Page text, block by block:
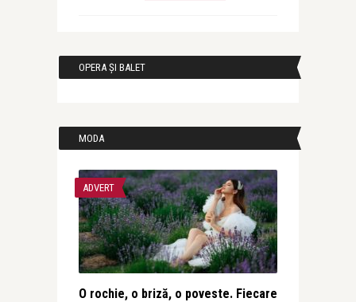
OPERA ȘI BALET
MODA
ADVERT
O rochie, o briză, o poveste. Fiecare